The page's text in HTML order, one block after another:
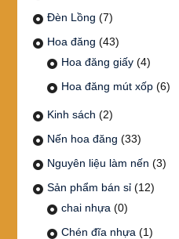
Đèn Lồng (7)
Hoa đăng (43)
Hoa đăng giấy (4)
Hoa đăng mút xốp (6)
Kinh sách (2)
Nến hoa đăng (33)
Nguyên liệu làm nến (3)
Sản phẩm bán sỉ (12)
chai nhựa (0)
Chén đĩa nhựa (1)